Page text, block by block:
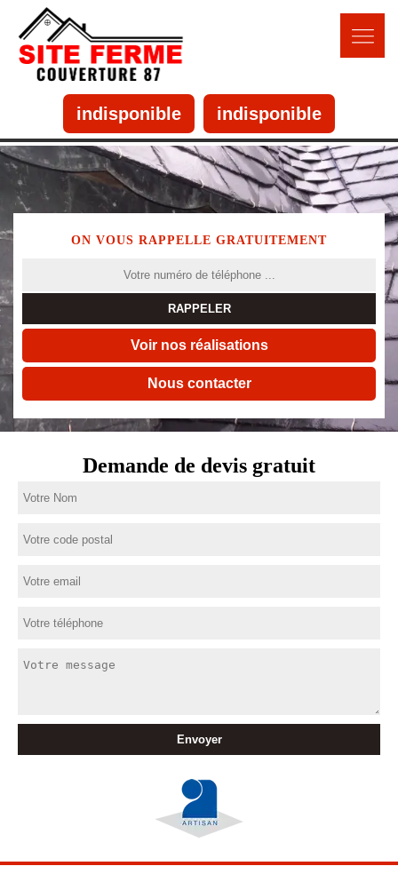
indisponible indisponible
ON VOUS RAPPELLE GRATUITEMENT
Voir nos réalisations
Nous contacter
Demande de devis gratuit